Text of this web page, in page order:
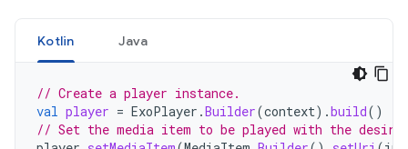
Kotlin Java
// Create a player instance.
val player = ExoPlayer .Builder(context).build()
// Set the media item to be played with the